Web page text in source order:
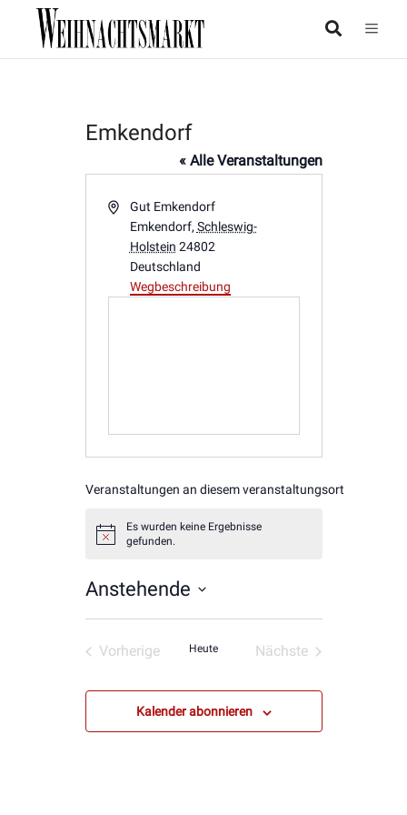
Emkendorf
« Alle Veranstaltungen
AdresseGut Emkendorf
Emkendorf, Schleswig-
Holstein 24802
Deutschland
Wegbeschreibung
Veranstaltungen an diesem veranstaltungsort
Hinweis
Es wurden keine Ergebnisse
gefunden.
Anstehende
Datum
wählen.
Vorherige
Heute
Nächste
Kalender abonnieren